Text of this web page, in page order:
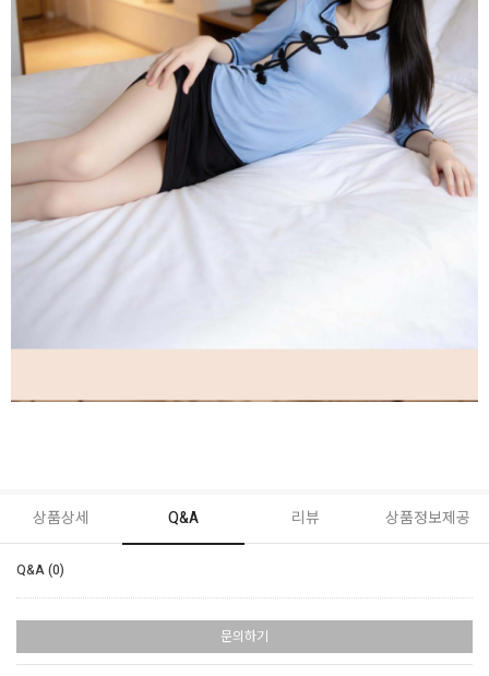
상품상세 Q&A 리뷰 상품정보제공
Q&A (0)
문의하기